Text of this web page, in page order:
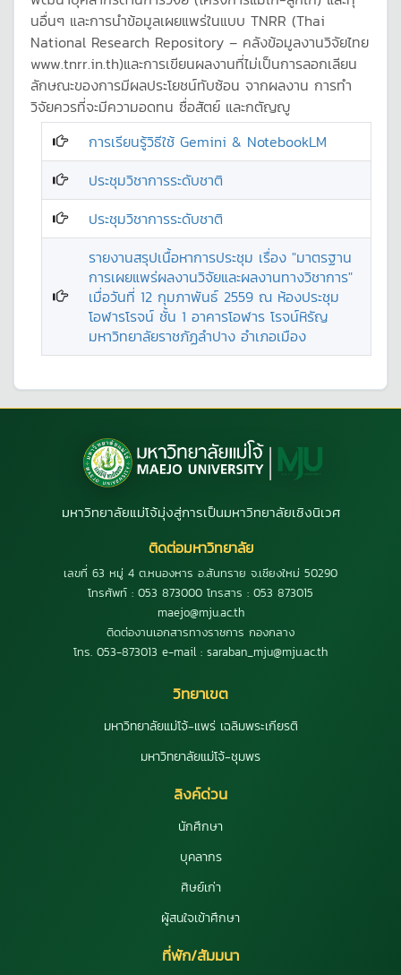
นอื่นๆ และการนำข้อมูลเผยแพร่ในแบบ TNRR (Thai
National Research Repository – คลังข้อมูลงานวิจัยไทย
www.tnrr.in.th)และการเขียนผลงานที่ไม่เป็นการลอกเลียน
ลักษณะของการมีผลประโยชน์ทับซ้อน จากผลงาน การทำ
วิจัยควรที่จะมีความอดทน ซื่อสัตย์ และกตัญญู
การเรียนรู้วิธีใช้ Gemini & NotebookLM
ประชุมวิชาการระดับชาติ
ประชุมวิชาการระดับชาติ
รายงานสรุปเนื้อหาการประชุม เรื่อง "มาตรฐาน
การเผยแพร่ผลงานวิจัยและผลงานทางวิชาการ"
เมื่อวันที่ 12 กุมภาพันธ์ 2559 ณ ห้องประชุม
โอฬารโรจน์ ชั้น 1 อาคารโอฬาร โรจน์หิรัญ
มหาวิทยาลัยราชภัฏลำปาง อำเภอเมือง
มหาวิทยาลัยแม่โจ้มุ่งสู่การเป็นมหาวิทยาลัยเชิงนิเวศ
ติดต่อมหาวิทยาลัย
เลขที่ 63 หมู่ 4 ต.หนองหาร อ.สันทราย จ.เชียงใหม่ 50290
โทรศัพท์ : 053 873000 โทรสาร : 053 873015
maejo@mju.ac.th
ติดต่องานเอกสารทางราชการ กองกลาง
โทร. 053-873013 e-mail : saraban_mju@mju.ac.th
วิทยาเขต
มหาวิทยาลัยแม่โจ้-แพร่ เฉลิมพระเกียรติ
มหาวิทยาลัยแม่โจ้-ชุมพร
ลิงค์ด่วน
นักศึกษา
บุคลากร
ศิษย์เก่า
ผู้สนใจเข้าศึกษา
ที่พัก/สัมมนา